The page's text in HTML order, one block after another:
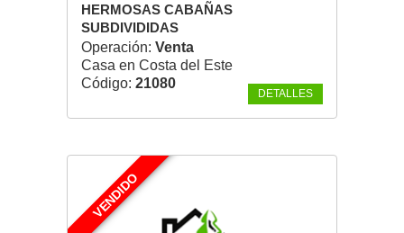
HERMOSAS CABAÑAS
SUBDIVIDIDAS
Operación: Venta
Casa en Costa del Este
Código: 21080
DETALLES
VENDIDO